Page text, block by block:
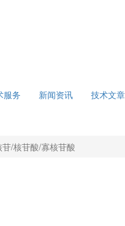
服务 新闻资讯 技术文章
苷/核苷酸/寡核苷酸